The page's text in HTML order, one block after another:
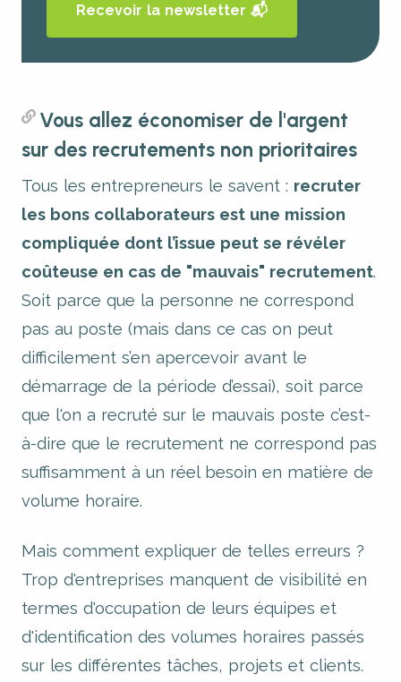
Recevoir la newsletter 📬
Vous allez économiser de l'argent
sur des recrutements non prioritaires
Tous les entrepreneurs le savent : recruter
les bons collaborateurs est une mission
compliquée dont l’issue peut se révéler
coûteuse en cas de "mauvais" recrutement.
Soit parce que la personne ne correspond
pas au poste (mais dans ce cas on peut
difficilement s’en apercevoir avant le
démarrage de la période d’essai), soit parce
que l'on a recruté sur le mauvais poste c’est-
à-dire que le recrutement ne correspond pas
suffisamment à un réel besoin en matière de
volume horaire.
Mais comment expliquer de telles erreurs ?
Trop d'entreprises manquent de visibilité en
termes d'occupation de leurs équipes et
d'identification des volumes horaires passés
sur les différentes tâches, projets et clients.